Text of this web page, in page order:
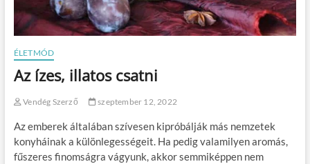
ÉLETMÓD
Az ízes, illatos csatni
Vendég Szerző szeptember 12, 2022
Az emberek általában szívesen kipróbálják más nemzetek
konyháinak a különlegességeit. Ha pedig valamilyen aromás,
fűszeres finomságra vágyunk, akkor semmiképpen nem